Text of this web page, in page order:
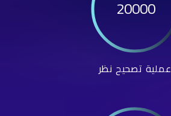
20000
عملية تصحيح نظر